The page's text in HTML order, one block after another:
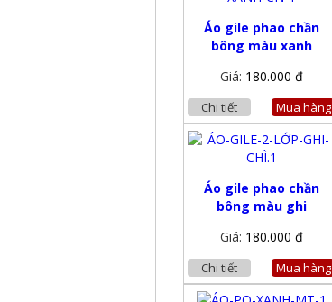
Áo gile phao chần
bông màu xanh
Giá: 180.000 đ
Chi tiết Mua hàng
Áo gile phao chần
bông màu ghi
Giá: 180.000 đ
Chi tiết Mua hàng